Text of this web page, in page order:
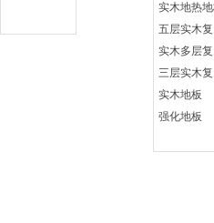
实木地热
实木地板
强化地板